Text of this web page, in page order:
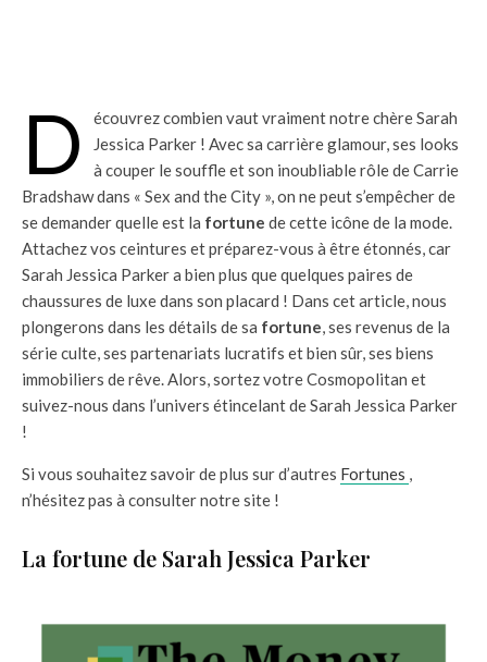
D
écouvrez combien vaut vraiment notre chère Sarah
Jessica Parker ! Avec sa carrière glamour, ses looks
à couper le souffle et son inoubliable rôle de Carrie
Bradshaw dans « Sex and the City », on ne peut s’empêcher de
se demander quelle est la fortune de cette icône de la mode.
Attachez vos ceintures et préparez-vous à être étonnés, car
Sarah Jessica Parker a bien plus que quelques paires de
chaussures de luxe dans son placard ! Dans cet article, nous
plongerons dans les détails de sa fortune, ses revenus de la
série culte, ses partenariats lucratifs et bien sûr, ses biens
immobiliers de rêve. Alors, sortez votre Cosmopolitan et
suivez-nous dans l’univers étincelant de Sarah Jessica Parker
!
Si vous souhaitez savoir de plus sur d’autres Fortunes ,
n’hésitez pas à consulter notre site !
La fortune de Sarah Jessica Parker